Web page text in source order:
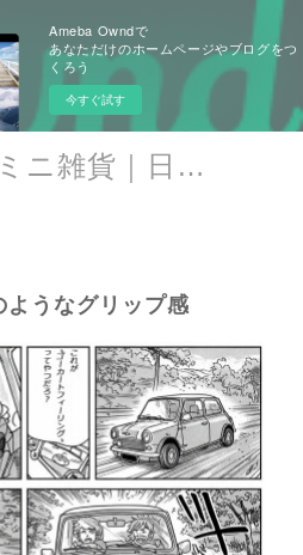
Ameba Owndで
あなただけのホームページやブログをつ
くろう
今すぐ試す
クラシックミニ雑貨｜日遊品 トミー1号2号
ようなグリップ感